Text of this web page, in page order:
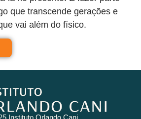
que transcende gerações e
vai além do físico.